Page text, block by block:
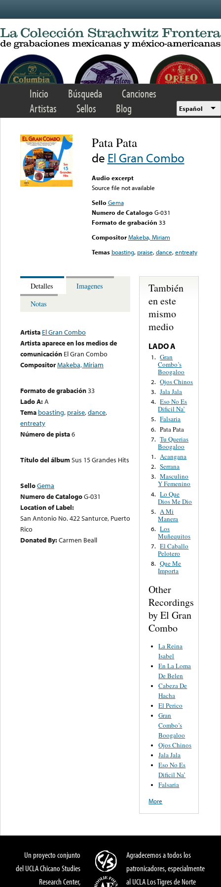
Inicio Búsqueda
Canciones
Artistas
Sellos Blog Español
Pata Pata
de El Gran Combo
Audio excerpt
Source file not available
Sello Gema
Numero de Catalogo G-031
Formato de grabación 33
Compositor Makeba, Miriam
Temas boasting, praise,dance,entreaty
Detalles
Imagenes
Notas
Artista El Gran Combo
Artista aparece en los medios de
comunicación El Gran Combo
CompositorMakeba, Miriam
Formato de grabación33
Lado A:A
Tema boasting, praise,dance,
entreaty
Número de pista6
Título del álbumSus 15 Grandes Hits
SelloGema
Numero de CatalogoG-031
Location of Label:
San Antonio No. 422 Santurce, Puerto
Rico
Donated By:Carmen Beall
También
en este
mismo
medio
LADO A
1. Gran
Combo’s
Boogaloo
2. Ojos Chinos
3. Jala Jala
4. Eso No Es
Dificil Na’
5. Falsaria
6. Pata Pata
7. Tu Querias
Boogaloo
1. Acangana
2. Serrana
3. Masculino
Y Femenino
4. Lo Que
Dios Me Dio
5. A Mi
Manera
6. Los
Muñequitos
7. El Caballo
Pelotero
8. Que Me
Importa
Other
Recordings
by El Gran
Combo
La Reina
Isabel
En La Loma
De Belen
Cabeza De
Hacha
El Perico
Gran
Combo’s
Boogaloo
Ojos Chinos
Jala Jala
Eso No Es
Dificil Na’
Falsaria
More
Un proyecto conjunto
del UCLA Chicano Studies
Research Center,
Agradecemos a todos los
patronicadores, especialmente
al UCLA Los Tigres de Norte